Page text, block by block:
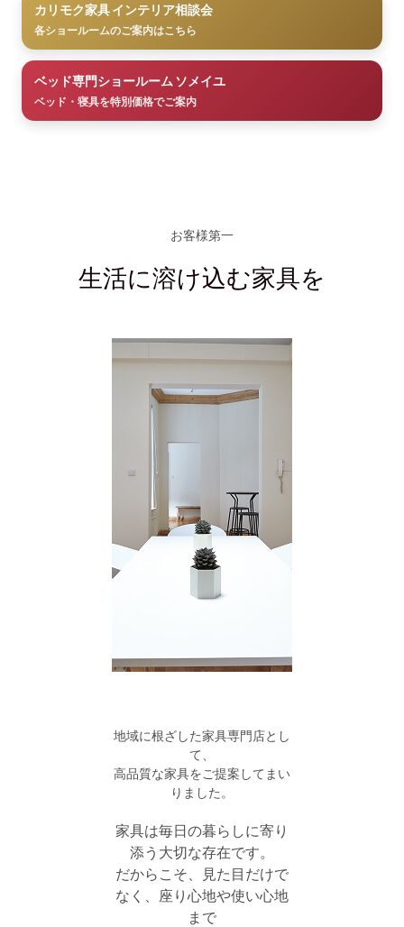
カリモク家具 インテリア相談会
各ショールームのご案内はこちら
ベッド専門ショールーム ソメイユ
ベッド・寝具を特別価格でご案内
お客様第一
生活に溶け込む家具を
地域に根ざした家具専門店とし
て、
高品質な家具をご提案してまい
りました。
家具は毎日の暮らしに寄り
添う大切な存在です。
だからこそ、見た目だけで
なく、座り心地や使い心地
まで